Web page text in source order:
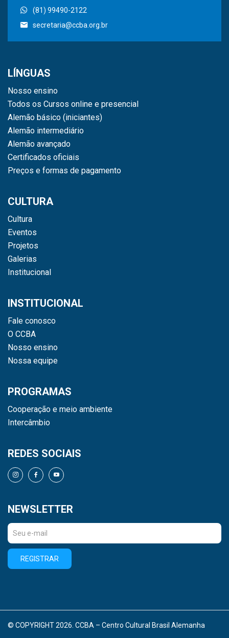
(81) 99490-2122
secretaria@ccba.org.br
LÍNGUAS
Nosso ensino
Todos os Cursos online e presencial
Alemão básico (iniciantes)
Alemão intermediário
Alemão avançado
Certificados oficiais
Preços e formas de pagamento
CULTURA
Cultura
Eventos
Projetos
Galerias
Institucional
INSTITUCIONAL
Fale conosco
O CCBA
Nosso ensino
Nossa equipe
PROGRAMAS
Cooperação e meio ambiente
Intercâmbio
REDES SOCIAIS
NEWSLETTER
REGISTRAR
© COPYRIGHT 2026. CCBA – Centro Cultural Brasil Alemanha